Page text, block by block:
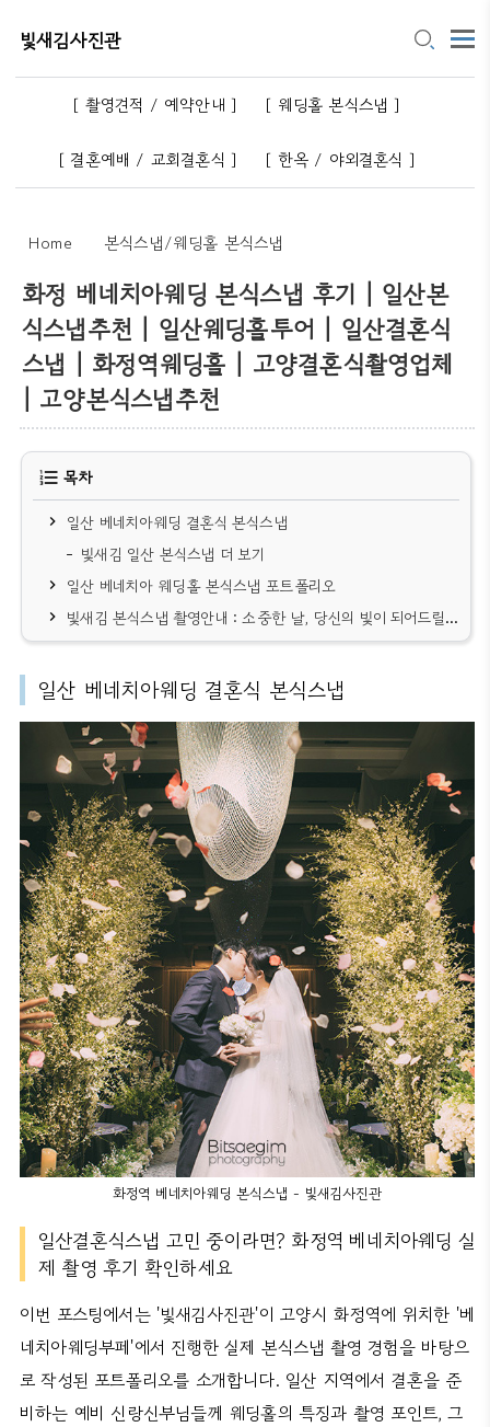
빛새김사진관
[ 촬영견적 / 예약안내 ] [ 웨딩홀 본식스냅 ]
[ 결혼예배 / 교회결혼식 ] [ 한옥 / 야외결혼식 ]
Home 본식스냅/웨딩홀 본식스냅
화정 베네치아웨딩 본식스냅 후기 | 일산본
식스냅추천 | 일산웨딩홀투어 | 일산결혼식
스냅 | 화정역웨딩홀 | 고양결혼식촬영업체
| 고양본식스냅추천
목차
일산 베네치아웨딩 결혼식 본식스냅
빛새김 일산 본식스냅 더 보기
일산 베네치아 웨딩홀 본식스냅 포트폴리오
빛새김 본식스냅 촬영안내 : 소중한 날, 당신의 빛이 되어드릴게요
일산 베네치아웨딩 결혼식 본식스냅
화정역 베네치아웨딩 본식스냅 - 빛새김사진관
일산결혼식스냅 고민 중이라면? 화정역 베네치아웨딩 실
제 촬영 후기 확인하세요
이번 포스팅에서는 '빛새김사진관'이 고양시 화정역에 위치한 '베
네치아웨딩부페'에서 진행한 실제 본식스냅 촬영 경험을 바탕으
로 작성된 포트폴리오를 소개합니다. 일산 지역에서 결혼을 준
비하는 예비 신랑신부님들께 웨딩홀의 특징과 촬영 포인트, 그